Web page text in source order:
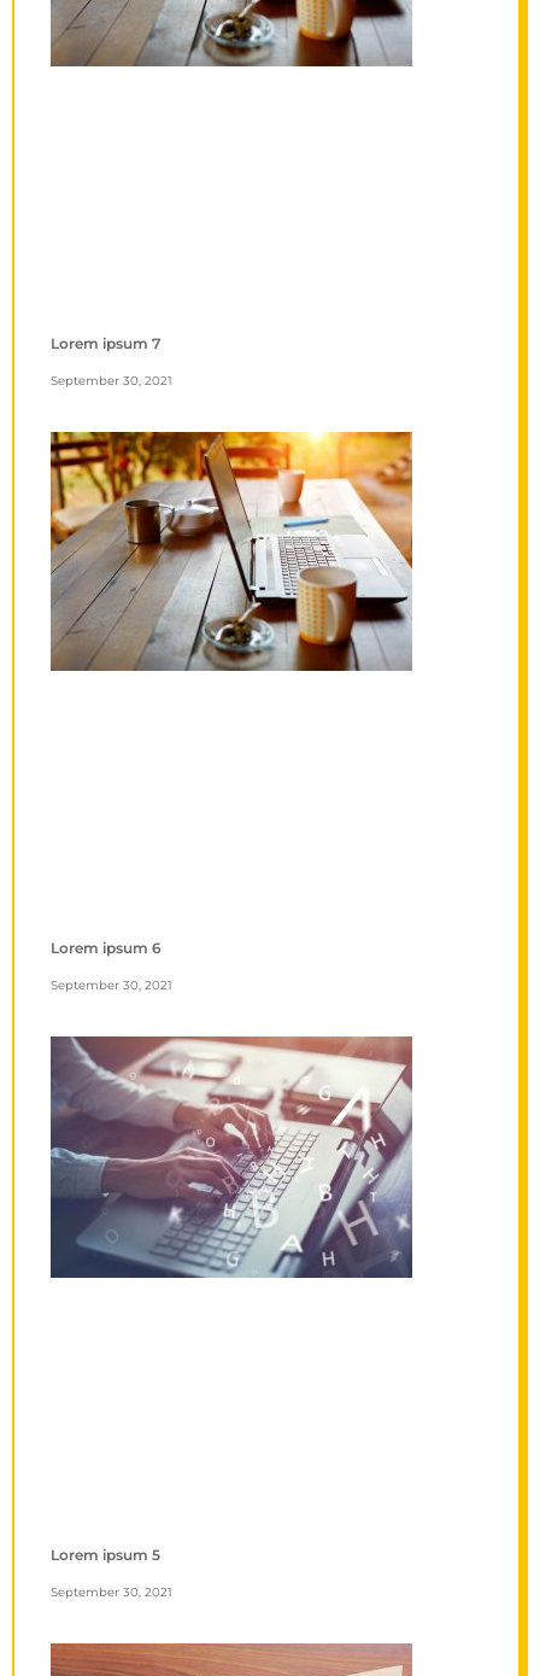
Lorem ipsum 7
September 30, 2021
Lorem ipsum 6
September 30, 2021
Lorem ipsum 5
September 30, 2021